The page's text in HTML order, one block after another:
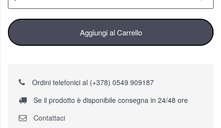
Aggiungi al Carrello
Ordini telefonici al (+378) 0549 909187
Se il prodotto è disponibile consegna in 24/48 ore
Contattaci